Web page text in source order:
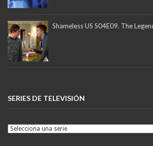
Shameless US S04E09. The
SERIES DE TELEVISIÓN